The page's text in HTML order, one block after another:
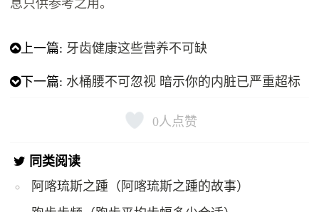
息只供参考之用。
上一篇: 牙齿健康这些营养不可缺
下一篇: 水桶腰不可忽视 暗示你的内脏已严重超标
0人点赞
同类阅读
阿喀琉斯之踵（阿喀琉斯之踵的故事）